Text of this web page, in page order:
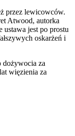
przez lewicowców.
Atwood, autorka
ustawa jest po prostu
oskarżeń i
dożywocia za
więzienia za